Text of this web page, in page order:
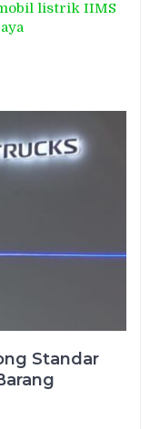
listrik IIMS
Standar